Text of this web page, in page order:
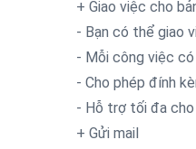
+ Giao việc cho
- Bạn có thể giao
- Mỗi công việc
- Cho phép đính
- Hỗ trợ tối đa cho
+ Gửi mail